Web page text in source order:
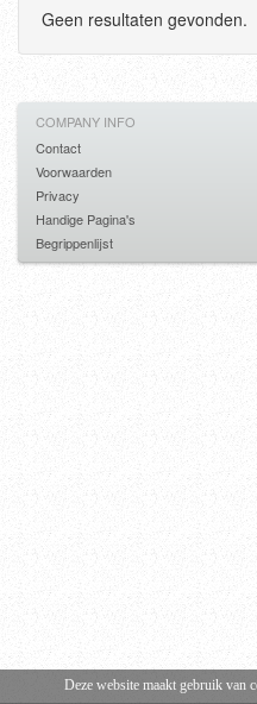
Geen resultaten gevonden.
Deze website maakt gebruik van
COMPANY INFO
Contact
Voorwaarden
Privacy
Handige Pagina's
Begrippenlijst